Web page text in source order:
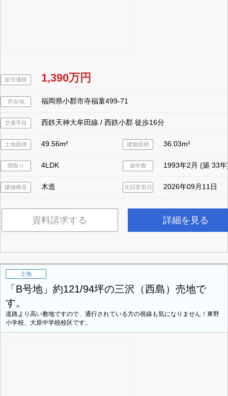
販売価格 1,390万円
所在地 福岡県小郡市寺福童499-71
交通手段 西鉄天神大牟田線 / 西鉄小郡 徒歩16分
土地面積 49.56m² 建物面積 36.03m²
間取り 4LDK 築年数 1993年2月 (築 33
建物構造 木造 次回更新日 2026年09月11日
資料請求する 詳細を見る
土地
「B号地」約121/94坪の三沢（西島）売地で
す。
道路より高い敷地ですので、通行されている方の視線も気になりません！東野
小学校、大原中学校校区です。